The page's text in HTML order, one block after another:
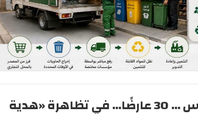
المحرس ... 30 عارضًا... في تظاهرة «هدية